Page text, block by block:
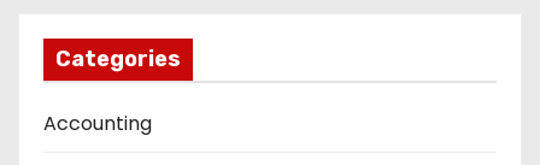
Categories
Accounting